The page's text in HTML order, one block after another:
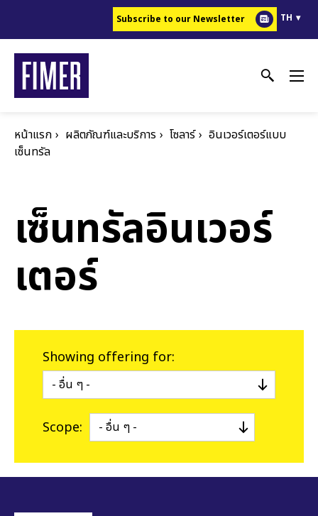
เนื้อหา
Subscribe to our Newsletter TH
หน้าแรก ผลิตภัณฑ์และบริการ โซลาร์
อินเวอร์เตอร์แบบ
เซ็นทรัล
เซ็นทรัลอินเวอร์
เตอร์
Showing offering for:
Scope: